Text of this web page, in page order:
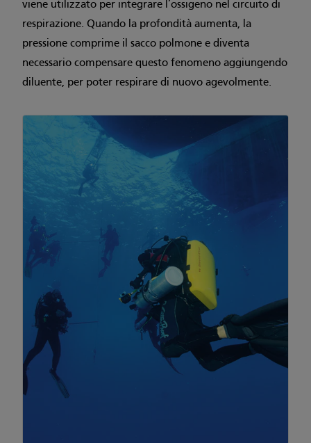
viene utilizzato per integrare l’ossigeno nel circuito di
respirazione. Quando la profondità aumenta, la
pressione comprime il sacco polmone e diventa
necessario compensare questo fenomeno aggiungendo
diluente, per poter respirare di nuovo agevolmente.